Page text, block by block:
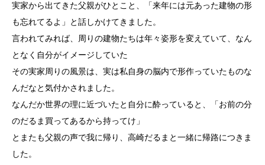
実家から出てきた父親がひとこと、「来年には元あった建物の形
も忘れてるよ」と話しかけてきました。
言われてみれば、周りの建物たちは年々姿形を変えていて、なん
となく自分がイメージしていた
その実家周りの風景は、実は私自身の脳内で形作っていたものな
んだなと気付かされました。
なんだか世界の理に近づいたと自分に酔っていると、「お前の分
のだるま買ってあるから持ってけ」
とまたも父親の声で我に帰り、高崎だるまと一緒に帰路につきま
した。